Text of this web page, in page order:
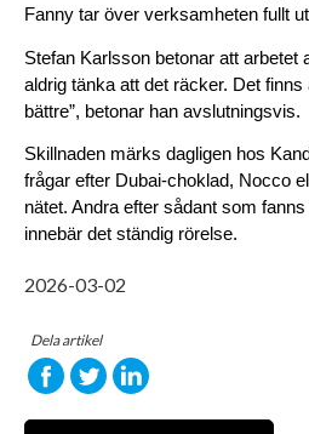
Fanny tar över verksamheten fullt
Stefan Karlsson betonar att arbetet
aldrig tänka att det räcker. Det
bättre”, betonar han avslutningsvis.
Skillnaden märks dagligen hos
frågar efter Dubai-choklad, Nocco
nätet. Andra efter sådant som
innebär det ständig rörelse.
2026-03-02
Dela artikel